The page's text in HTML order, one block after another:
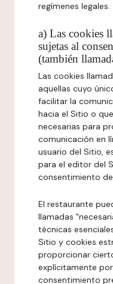
regímenes legales.
a) Las cookies
sujetas al
(también
Las cookies
aquellas cuyo
facilitar la
hacia el Sitio o
necesarias para
comunicación en
usuario del Sitio,
para el editor del
consentimiento
El restaurante
llamadas
técnicas
Sitio y cookies
proporcionar
explícitamente
consentimiento